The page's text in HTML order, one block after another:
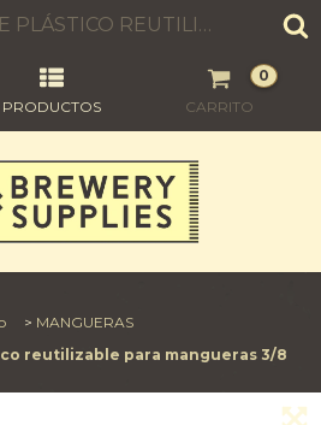
ABRAZADERA DE PLÁSTICO REUTILIZABLE PARA MANGUERAS 3/8
PRODUCTOS CARRITO
0
> MANGUERAS
reutilizable para mangueras 3/8